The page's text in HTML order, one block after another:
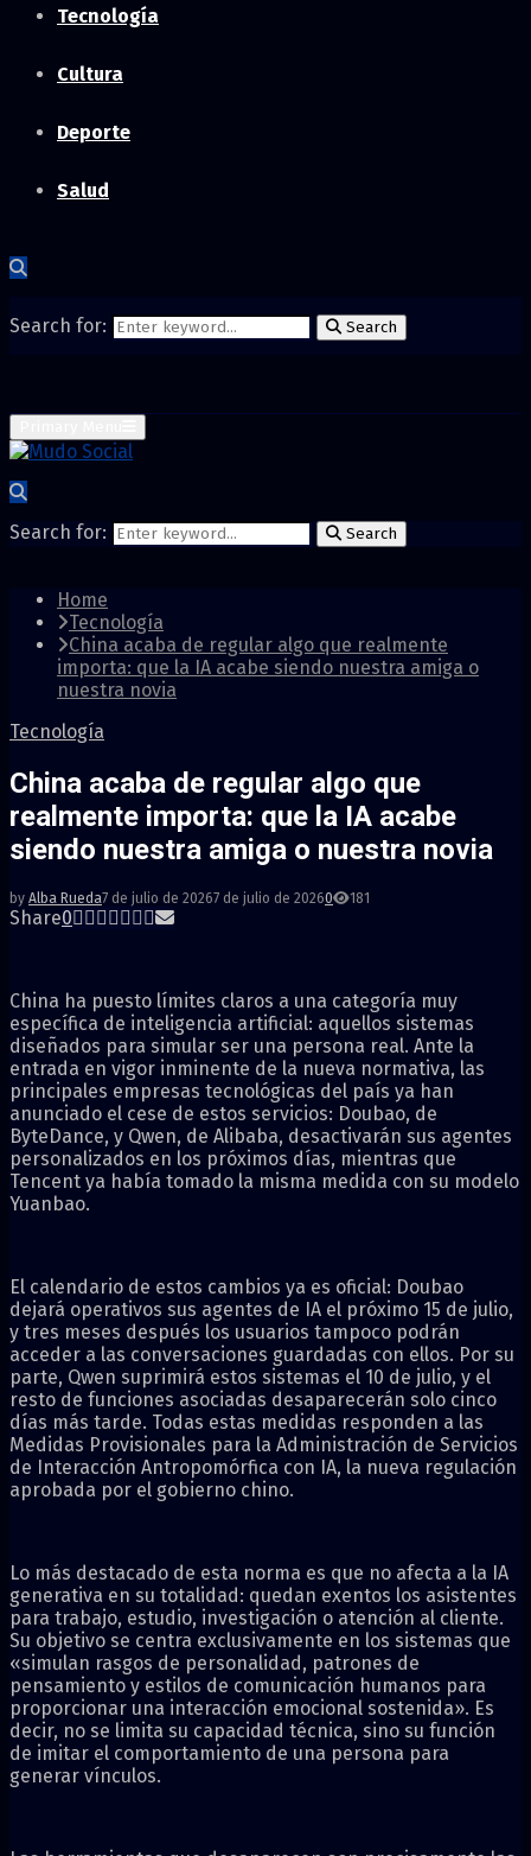
Tecnología
Cultura
Deporte
Salud
Search for: Search
Search for: Search
Home
Tecnología
China acaba de regular algo que realmente
importa: que la IA acabe siendo nuestra amiga o
nuestra novia
Tecnología
China acaba de regular algo que
realmente importa: que la IA acabe
siendo nuestra amiga o nuestra novia
by Alba Rueda7 de julio de 20267 de julio de 20260 181
Share0
China ha puesto límites claros a una categoría muy
específica de inteligencia artificial: aquellos sistemas
diseñados para simular ser una persona real. Ante la
entrada en vigor inminente de la nueva normativa, las
principales empresas tecnológicas del país ya han
anunciado el cese de estos servicios: Doubao, de
ByteDance, y Qwen, de Alibaba, desactivarán sus agentes
personalizados en los próximos días, mientras que
Tencent ya había tomado la misma medida con su modelo
Yuanbao.
El calendario de estos cambios ya es oficial: Doubao
dejará operativos sus agentes de IA el próximo 15 de julio,
y tres meses después los usuarios tampoco podrán
acceder a las conversaciones guardadas con ellos. Por su
parte, Qwen suprimirá estos sistemas el 10 de julio, y el
resto de funciones asociadas desaparecerán solo cinco
días más tarde. Todas estas medidas responden a las
Medidas Provisionales para la Administración de Servicios
de Interacción Antropomórfica con IA, la nueva regulación
aprobada por el gobierno chino.
Lo más destacado de esta norma es que no afecta a la IA
generativa en su totalidad: quedan exentos los asistentes
para trabajo, estudio, investigación o atención al cliente.
Su objetivo se centra exclusivamente en los sistemas que
«simulan rasgos de personalidad, patrones de
pensamiento y estilos de comunicación humanos para
proporcionar una interacción emocional sostenida». Es
decir, no se limita su capacidad técnica, sino su función
de imitar el comportamiento de una persona para
generar vínculos.